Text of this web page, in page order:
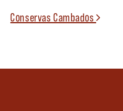
Conservas Cambados